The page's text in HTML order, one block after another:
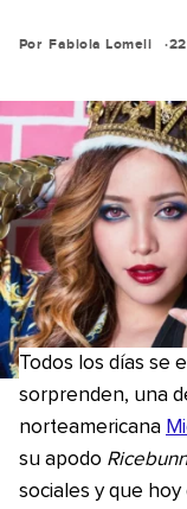
Por Fabiola Lomeli
Todos los días se
sorprenden, una
norteamericana
su apodo
sociales y que